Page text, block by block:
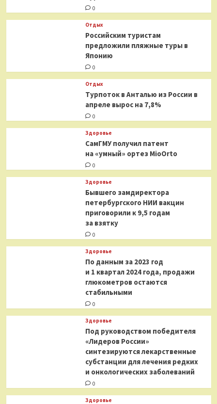
0
Отдых
Российским туристам
предложили пляжные туры в
Японию
0
Отдых
Турпоток в Анталью из России в
апреле вырос на 7,8%
0
Здоровье
СамГМУ получил патент
на «умный» ортез MioOrto
0
Здоровье
Бывшего замдиректора
петербургского НИИ вакцин
приговорили к 9,5 годам
за взятку
0
Здоровье
По данным за 2023 год
и 1 квартал 2024 года, продажи
глюкометров остаются
стабильными
0
Здоровье
Под руководством победителя
«Лидеров России»
синтезируются лекарственные
субстанции для лечения редких
и онкологических заболеваний
0
Здоровье